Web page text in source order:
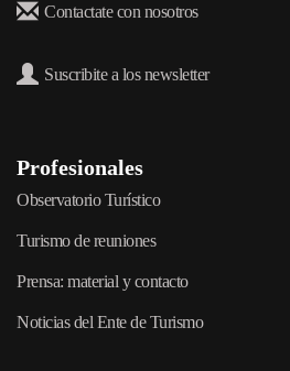
Contactate con nosotros
Suscribite a los newsletter
Profesionales
Observatorio Turístico
Turismo de reuniones
Prensa: material y contacto
Noticias del Ente de Turismo